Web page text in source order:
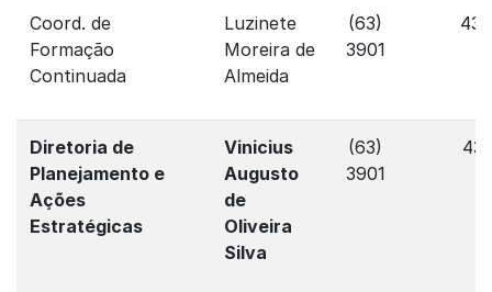
Coord. de
Formação
Continuada
Luzinete
Moreira de
Almeida
(63)
3901
Diretoria de
Planejamento e
Ações
Estratégicas
Vinicius
Augusto
de
Oliveira
Silva​
(63)
3901